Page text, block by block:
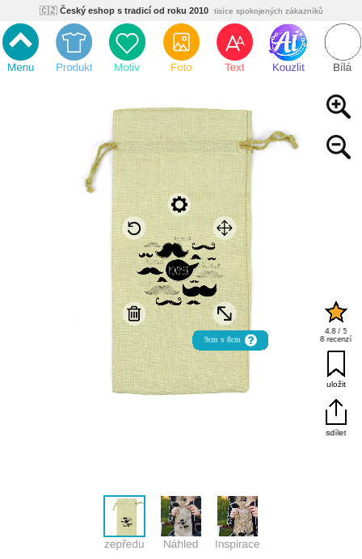
🇨🇿 Český eshop s tradicí od roku 2010 tisíce spokojených zákazníků
Ekologický a zdravotně nezávadný žádná čína, barvy s certifikáty
💡Inovativní výroba vlastní vývoj, nejnovější technologie
Rychlé dodání expedujeme do 24h
Kvalita pod kontrolou jsme přímý výrobce, žádný zprostředkovatel
Český eshop s tradicí od roku 2010 tisíce spokojených zákazníků